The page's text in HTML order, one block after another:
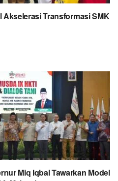
Akselerasi Transformasi SMK
Miq Iqbal Tawarkan Model